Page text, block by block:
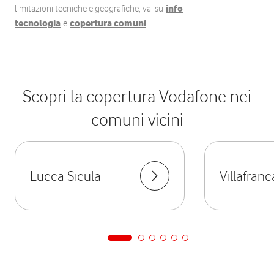
limitazioni tecniche e geografiche, vai su info
tecnologia e copertura comuni.
Scopri la copertura Vodafone nei
comuni vicini
Lucca Sicula